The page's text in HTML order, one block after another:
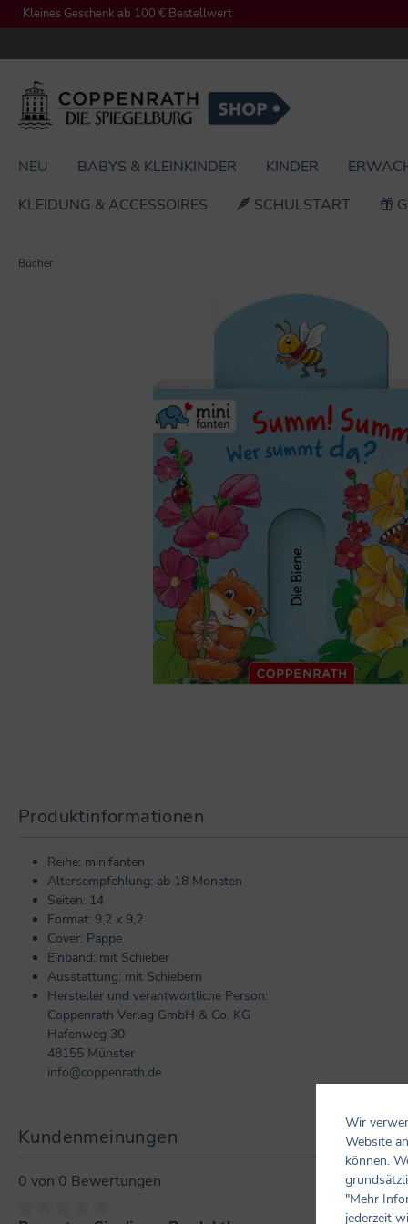
Zur Hauptnavigation springen
Kleines Geschenk ab 100 € Bestellwert
NEU BABYS & KLEINKINDER KINDER
KLEIDUNG & ACCESSOIRES
SCHULSTART
Bücher
Produktinformationen
Reihe: minifanten
Altersempfehlung: ab 18 Monaten
Seiten: 14
Format: 9,2 x 9,2
Cover: Pappe
Einband: mit Schieber
Ausstattung: mit Schiebern
Hersteller und verantwortliche Person:
Coppenrath Verlag GmbH & Co. KG
Hafenweg 30
48155 Münster
info@coppenrath.de
Kundenmeinungen
0 von 0 Bewertungen
Wir
Website
können.
"Mehr
jederzeit